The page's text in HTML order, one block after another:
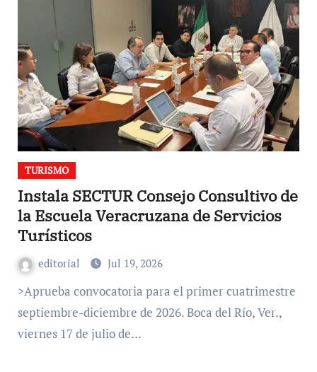
TURISMO
Instala SECTUR Consejo Consultivo de
la Escuela Veracruzana de Servicios
Turísticos
editorial Jul 19, 2026
>Aprueba convocatoria para el primer cuatrimestre
septiembre-diciembre de 2026. Boca del Río, Ver.,
viernes 17 de julio de…